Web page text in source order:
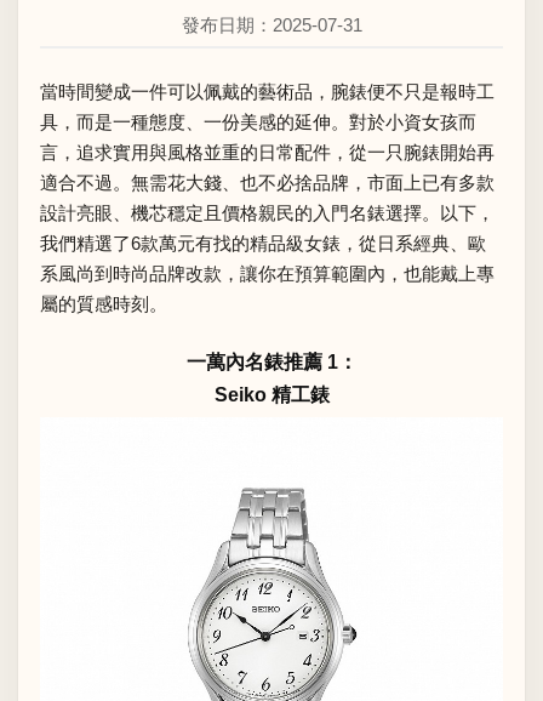
發布日期：2025-07-31
當時間變成一件可以佩戴的藝術品，腕錶便不只是報時工
具，而是一種態度、一份美感的延伸。對於小資女孩而
言，追求實用與風格並重的日常配件，從一只腕錶開始再
適合不過。無需花大錢、也不必捨品牌，市面上已有多款
設計亮眼、機芯穩定且價格親民的入門名錶選擇。以下，
我們精選了6款萬元有找的精品級女錶，從日系經典、歐
系風尚到時尚品牌改款，讓你在預算範圍內，也能戴上專
屬的質感時刻。
一萬內名錶推薦 1：
Seiko 精工錶